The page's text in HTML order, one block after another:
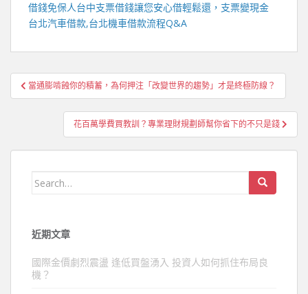
借錢免保人台中支票借錢讓您安心借輕鬆還，支票變現金
台北汽車借款,台北機車借款流程Q&A
文
章
當通膨啃蝕你的積蓄，為何押注「改變世界的趨勢」才是終極防線？
花百萬學費買教訓？專業理財規劃師幫你省下的不只是錢
Search
近期文章
國際金價劇烈震盪 逢低買盤湧入 投資人如何抓住布局良
機？